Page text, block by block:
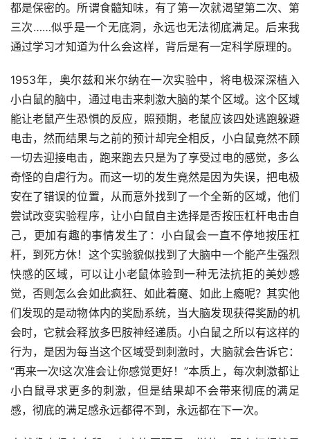
都是保密的。所谓食髓知味，有了第一次就渴望第二次、第
三次……似乎是一个无底洞，永远也无法彻底满足。后来我
通过学习才知道为什么会这样，背后是有一定科学原理的。
1953年，奥尔兹和米尔纳在一次实验中，将电极深深植入
小白鼠的脑中，通过电击来刺激大脑的某个区域。这个区域
能让老鼠产生恐惧的反应，照预期，老鼠应该四处逃跑躲避
电击，然而结果与之前的预计却完全相反，小白鼠竟然不顾
一切去迎接电击，跑来跑去只是为了享受过电的感觉，多么
奇怪的自虐行为。而这一切的发生竟然是因为失误，把电极
安在了错误的位置，从而意外找到了一个全新的区域，他们
尝试改变实验程序，让小白鼠自主选择是否按压杠杆电击自
己，更加有趣的事情发生了：小白鼠会一直不停地按压杠
杆，到死方休！这个实验貌似找到了大脑中一个能产生强烈
快感的区域，可以让小老鼠体验到一种无法抗拒的美妙感
觉，否则怎么会如此疯狂、如此着魔、如此上瘾呢？其实他
们发现的是动物体内的奖励系统，当大脑发现获得奖励的机
会时，它就会释放多巴胺神经递质。小白鼠之所以有这样的
行为，是因为每当这个区域受到刺激时，大脑就会告诉它：
“再来一次!这次准会让你感觉更好！”本质上，每次刺激都让
小白鼠寻求更多的刺激，但是结果却不会带来彻底的满足
感，彻底的满足感永远都得不到，永远都在下一次。